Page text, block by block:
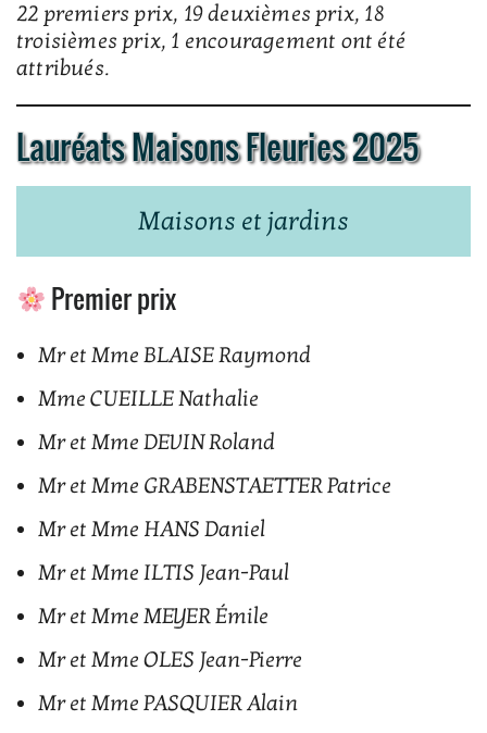
22 premiers prix, 19 deuxièmes prix, 18
troisièmes prix, 1 encouragement ont été
attribués.
Lauréats Maisons Fleuries 2025
Maisons et jardins
Premier prix
Mr et Mme BLAISE Raymond
Mme CUEILLE Nathalie
Mr et Mme DEVIN Roland
Mr et Mme GRABENSTAETTER Patrice
Mr et Mme HANS Daniel
Mr et Mme ILTIS Jean-Paul
Mr et Mme MEYER Émile
Mr et Mme OLES Jean-Pierre
Mr et Mme PASQUIER Alain